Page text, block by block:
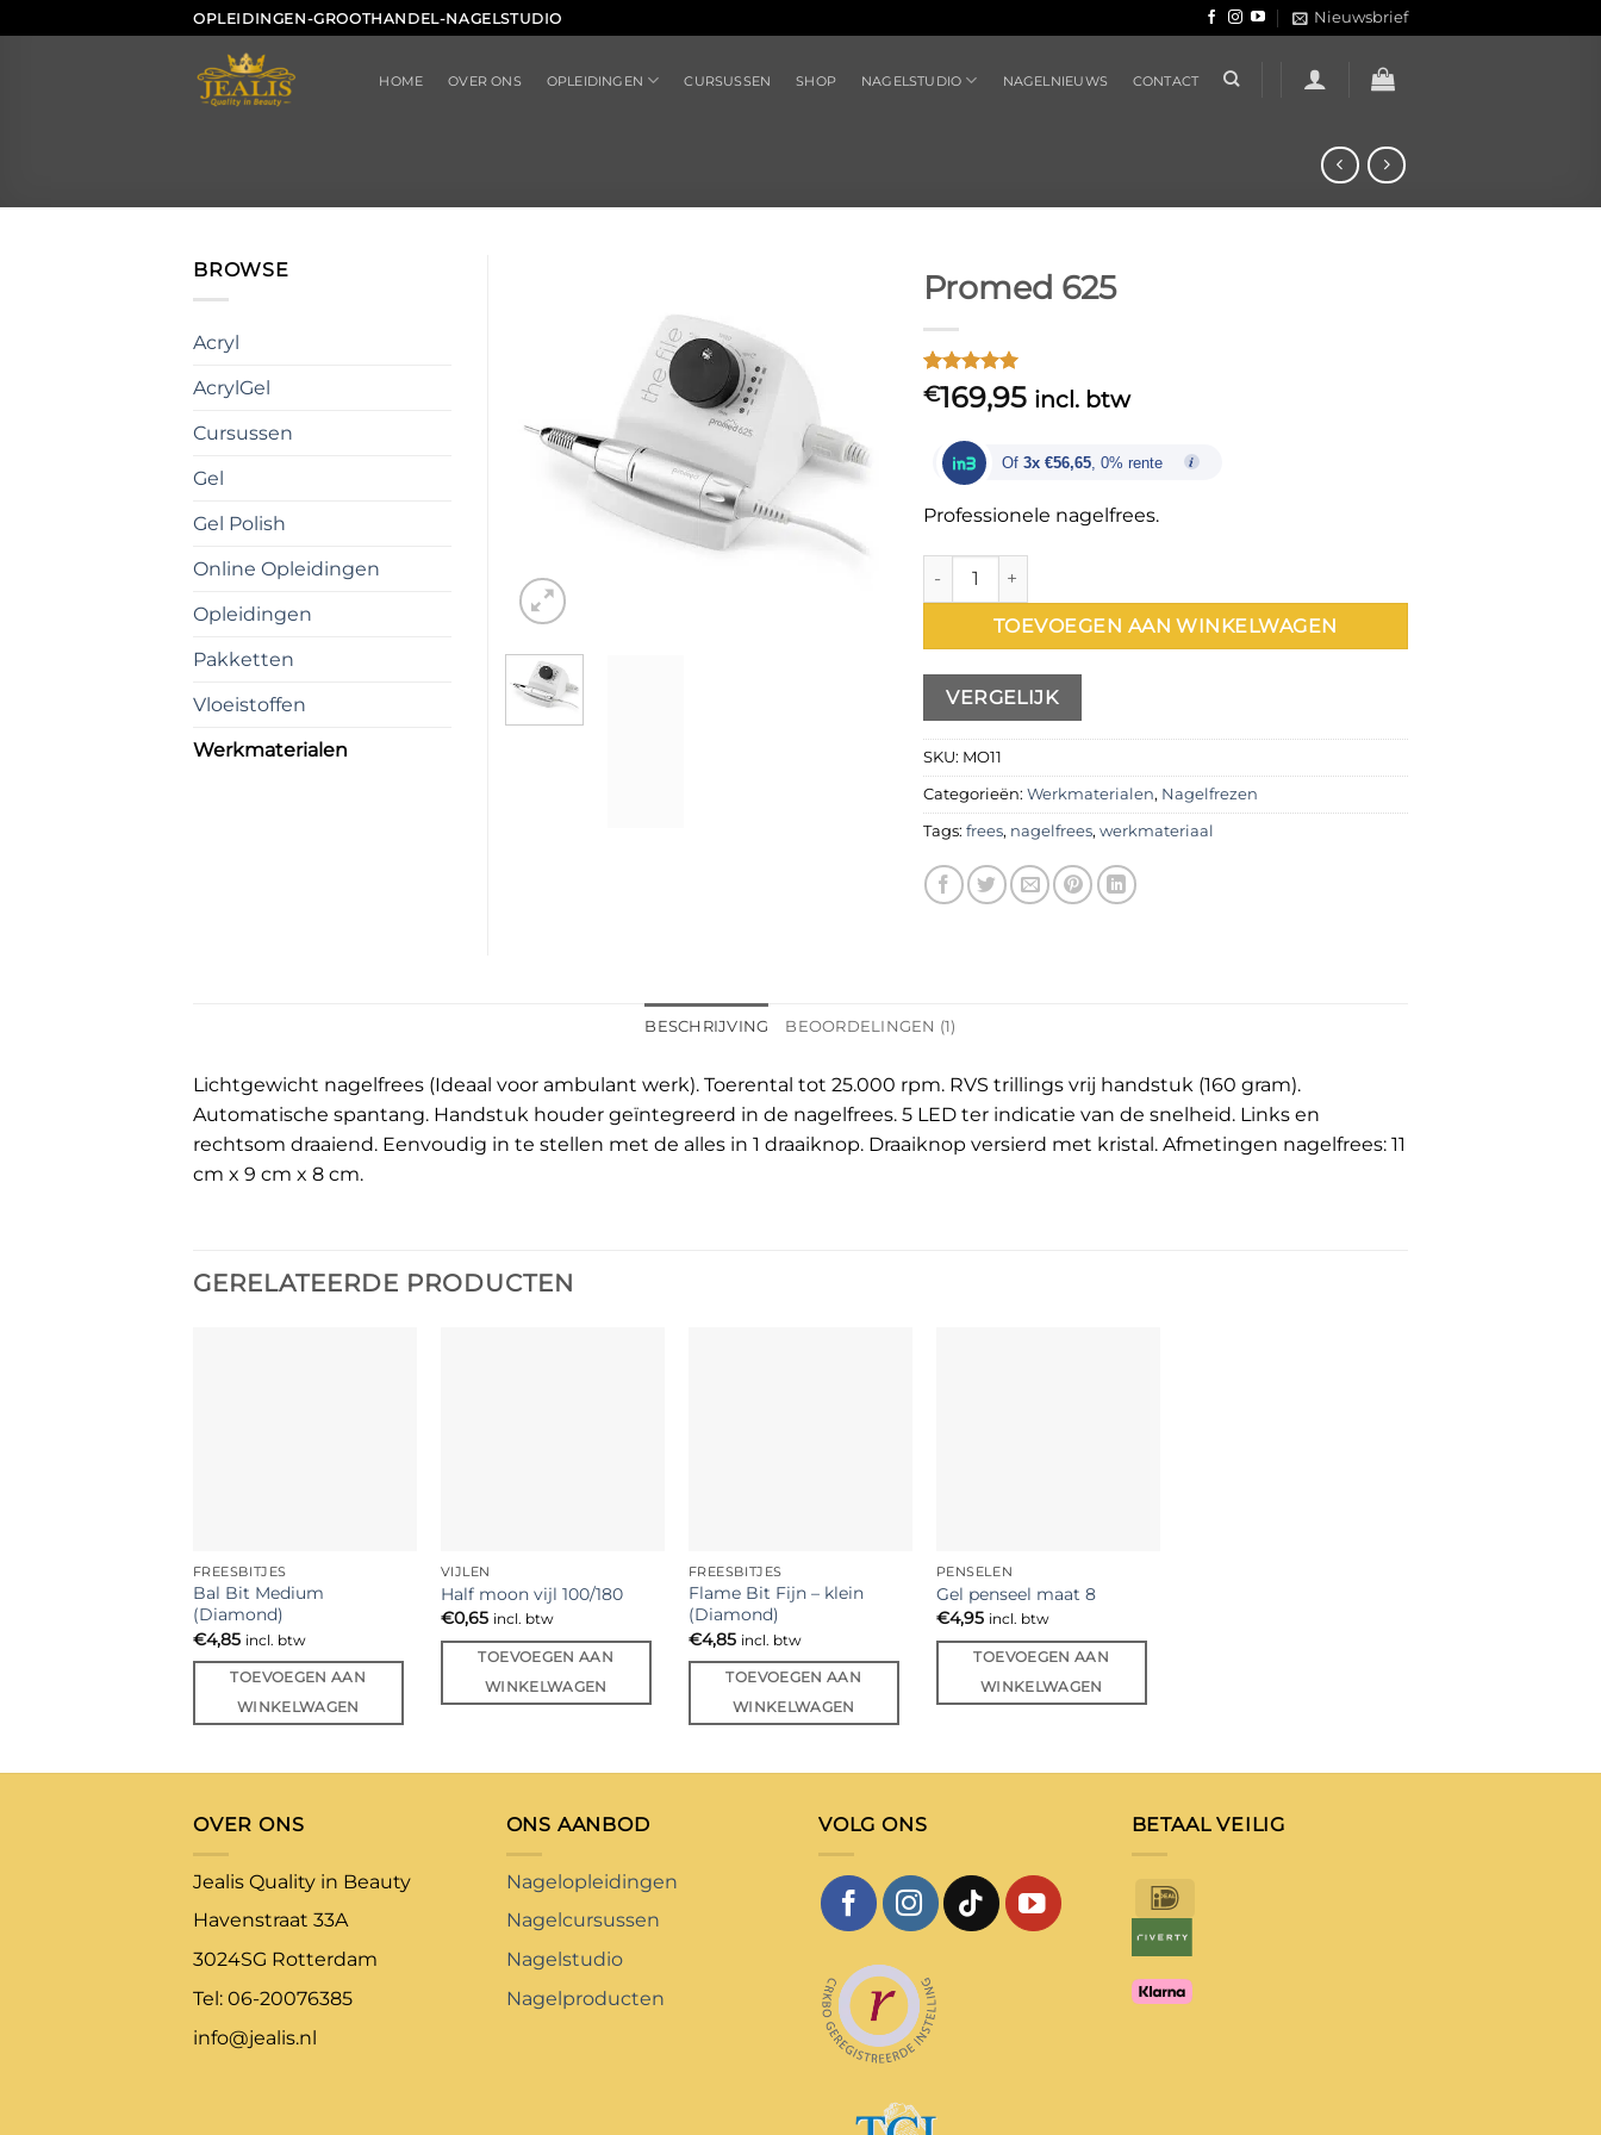
naar
OPLEIDINGEN-GROOTHANDEL-NAGELSTUDIO Nieuwsbrief
HOME OVER ONS OPLEIDINGEN CURSUSSEN SHOP NAGELSTUDIO NAGELNIEUWS CONTACT
Promed 625
Gewaardeerd
5op 5
op
1
klant
waardering
€169,95 incl. btw
Of 3x €56,65, 0% rente
Professionele nagelfrees.
Promed 625 aantal
TOEVOEGEN AAN WINKELWAGEN
VERGELIJK
SKU: MO11
Categorieën: Werkmaterialen, Nagelfrezen
Tags: frees, nagelfrees, werkmateriaal
BROWSE
Acryl
AcrylGel
Cursussen
Gel
Gel Polish
Online Opleidingen
Opleidingen
Pakketten
Vloeistoffen
Werkmaterialen
BESCHRIJVING BEOORDELINGEN (1)
Lichtgewicht nagelfrees (Ideaal voor ambulant werk). Toerental tot 25.000 rpm. RVS trillings vrij handstuk (160 gram).
Automatische spantang. Handstuk houder geïntegreerd in de nagelfrees. 5 LED ter indicatie van de snelheid. Links en
rechtsom draaiend. Eenvoudig in te stellen met de alles in 1 draaiknop. Draaiknop versierd met kristal. Afmetingen nagelfrees: 11
cm x 9 cm x 8 cm.
GERELATEERDE PRODUCTEN
FREESBITJES
Bal Bit Medium
(Diamond)
€4,85 incl. btw
TOEVOEGEN AAN
WINKELWAGEN
VIJLEN
Half moon vijl 100/180
€0,65 incl. btw
TOEVOEGEN AAN
WINKELWAGEN
FREESBITJES
Flame Bit Fijn – klein
(Diamond)
€4,85 incl. btw
TOEVOEGEN AAN
WINKELWAGEN
PENSELEN
Gel penseel maat 8
€4,95 incl. btw
TOEVOEGEN AAN
WINKELWAGEN
OVER ONS
Jealis Quality in Beauty
Havenstraat 33A
3024SG Rotterdam
Tel: 06-20076385
info@jealis.nl
ONS AANBOD
Nagelopleidingen
Nagelcursussen
Nagelstudio
Nagelproducten
VOLG ONS BETAAL VEILIG